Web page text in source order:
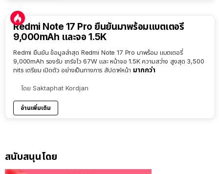
Redmi Note 17 Pro ยืนยันมาพร้อมแบตเตอรี่
9,000mAh และจอ 1.5K
Redmi ยืนยัน ข้อมูลล่าสุด Redmi Note 17 Pro มาพร้อม แบตเตอรี่
9,000mAh รองรับ ชาร์จไว 67W และ หน้าจอ 1.5K ความสว่าง สูงสุด 3,500
nits เตรียม เปิดตัว อย่างเป็นทางการ สัปดาห์หน้า มากกว่า
โดย Saktaphat Kordjan
อ่านเพิ่มเติม
สนับสนุนโดย